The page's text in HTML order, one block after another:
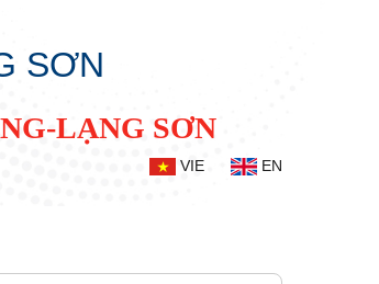
SƠN
LẠNG SƠN
VIE EN